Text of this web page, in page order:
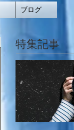
ブログ
特集記事